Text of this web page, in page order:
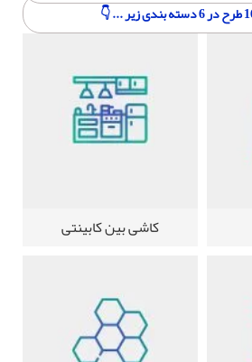
کاشی بین کابینتی